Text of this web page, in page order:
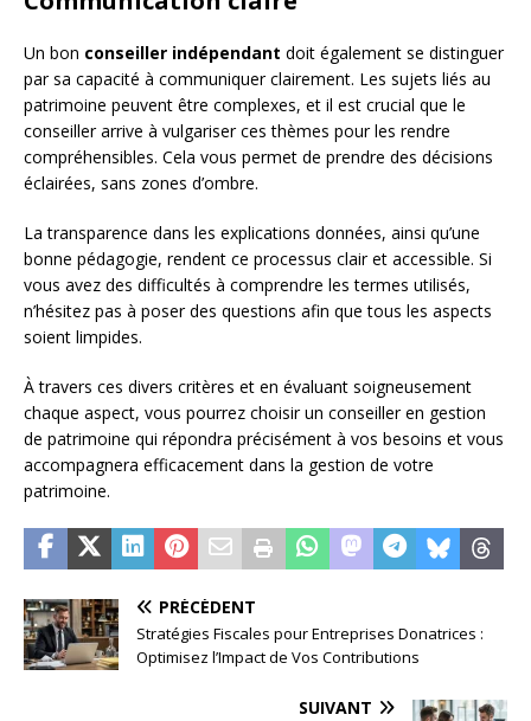
Un bon conseiller indépendant doit également se distinguer
par sa capacité à communiquer clairement. Les sujets liés au
patrimoine peuvent être complexes, et il est crucial que le
conseiller arrive à vulgariser ces thèmes pour les rendre
compréhensibles. Cela vous permet de prendre des décisions
éclairées, sans zones d’ombre.
La transparence dans les explications données, ainsi qu’une
bonne pédagogie, rendent ce processus clair et accessible. Si
vous avez des difficultés à comprendre les termes utilisés,
n’hésitez pas à poser des questions afin que tous les aspects
soient limpides.
À travers ces divers critères et en évaluant soigneusement
chaque aspect, vous pourrez choisir un conseiller en gestion
de patrimoine qui répondra précisément à vos besoins et vous
accompagnera efficacement dans la gestion de votre
patrimoine.
PRÉCÉDENT
Stratégies Fiscales pour Entreprises Donatrices :
Optimisez l’Impact de Vos Contributions
SUIVANT